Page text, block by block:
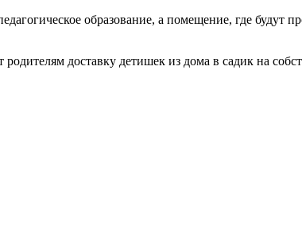
образование, а помещение, где будут
доставку детишек из дома в садик на